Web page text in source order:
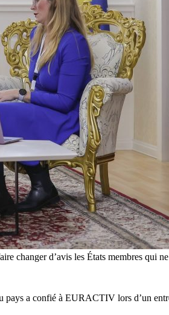
changer d’avis les États membres qui ne
a confié à EURACTIV lors d’un